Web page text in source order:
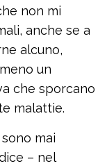
non mi
anche se a
alcuno,
un
che sporcano
malattie.
mai
– nel